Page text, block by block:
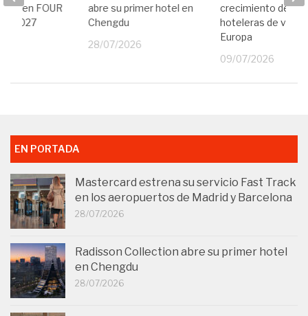
abre su primer hotel en
Chengdu
28/07/2026
crecimiento de
hoteleras de
Europa
09/07/2026
en FOUR
2027
EN PORTADA
Mastercard estrena su servicio Fast Track
en los aeropuertos de Madrid y Barcelona
28/07/2026
Radisson Collection abre su primer hotel
en Chengdu
28/07/2026